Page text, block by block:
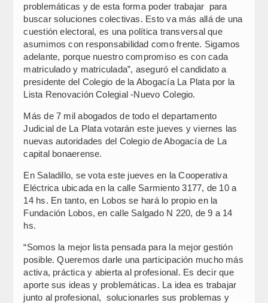
problemáticas y de esta forma poder trabajar para
buscar soluciones colectivas. Esto va más allá de una
cuestión electoral, es una política transversal que
asumimos con responsabilidad como frente. Sigamos
adelante, porque nuestro compromiso es con cada
matriculado y matriculada”, aseguró el candidato a
presidente del Colegio de la Abogacía La Plata por la
Lista Renovación Colegial -Nuevo Colegio.
Más de 7 mil abogados de todo el departamento
Judicial de La Plata votarán este jueves y viernes las
nuevas autoridades del Colegio de Abogacía de La
capital bonaerense.
En Saladillo, se vota este jueves en la Cooperativa
Eléctrica ubicada en la calle Sarmiento 3177, de 10 a
14 hs. En tanto, en Lobos se hará lo propio en la
Fundación Lobos, en calle Salgado N 220, de 9 a 14
hs.
“Somos la mejor lista pensada para la mejor gestión
posible. Queremos darle una participación mucho más
activa, práctica y abierta al profesional. Es decir que
aporte sus ideas y problemáticas. La idea es trabajar
junto al profesional, solucionarles sus problemas y